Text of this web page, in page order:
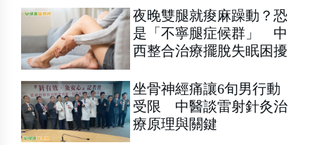
夜晚雙腿就痠麻躁動？恐
是「不寧腿症候群」 中
西整合治療擺脫失眠困擾
坐骨神經痛讓6旬男行動
受限 中醫談雷射針灸治
療原理與關鍵